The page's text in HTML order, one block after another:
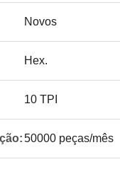
Novos
Hex.
10 TPI
50000 peças/mês